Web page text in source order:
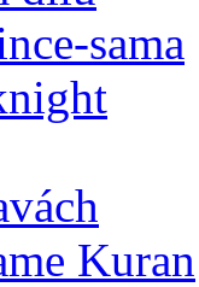
sama
Kuran